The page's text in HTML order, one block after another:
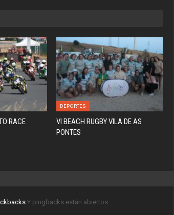
RACE
DEPORTES
VI BEACH RUGBY VILA DE AS
PONTES
Y pingbacks están abiertos.